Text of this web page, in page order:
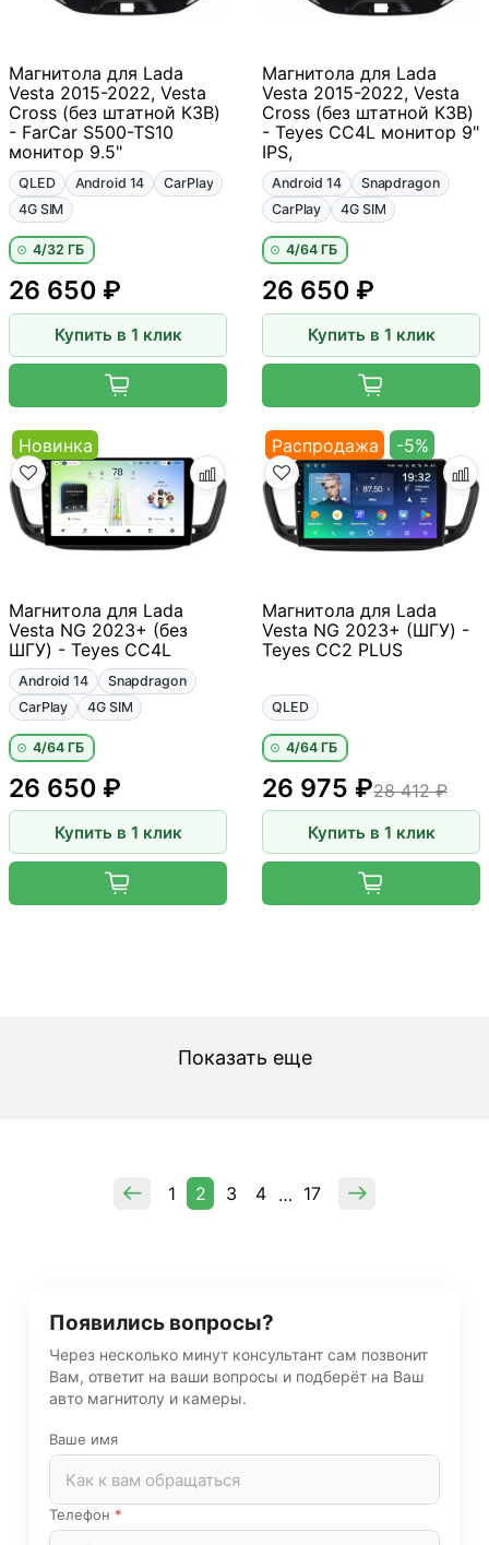
Магнитола для Lada
Vesta 2015-2022, Vesta
Cross (без штатной КЗВ)
- FarCar S500-TS10
монитор 9.5"
QLED Android 14
CarPlay
4G SIM
4/32 ГБ
26 650 ₽
Купить в 1 клик
Магнитола для Lada
Vesta 2015-2022, Vesta
Cross (без штатной КЗВ)
- Teyes CC4L монитор 9"
IPS,
Android 14
Snapdragon
CarPlay
4G SIM
4/64 ГБ
26 650 ₽
Купить в 1 клик
Новинка
Магнитола для Lada
Vesta NG 2023+ (без
ШГУ) - Teyes CC4L
Android 14
Snapdragon
CarPlay
4G SIM
4/64 ГБ
26 650 ₽
Купить в 1 клик
Распродажа -5%
Магнитола для Lada
Vesta NG 2023+ (ШГУ) -
Teyes CC2 PLUS
QLED
4/64 ГБ
28 412 ₽
26 975 ₽
Купить в 1 клик
Показать еще
1 2 3 4 … 17
Появились вопросы?
Через несколько минут консультант сам позвонит
Вам, ответит на ваши вопросы и подберёт на Ваш
авто магнитолу и камеры.
Ваше имя
Телефон *